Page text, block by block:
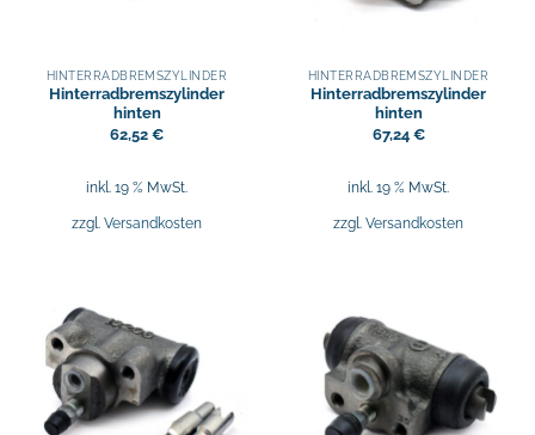
HINTERRADBREMSZYLINDER
Hinterradbremszylinder
hinten
62,52 €
inkl. 19 % MwSt.
zzgl. Versandkosten
HINTERRADBREMSZYLINDER
Hinterradbremszylinder
hinten
67,24 €
inkl. 19 % MwSt.
zzgl. Versandkosten